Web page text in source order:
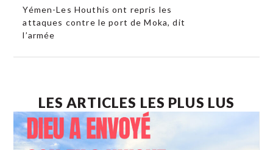
Yémen-Les Houthis ont repris les
attaques contre le port de Moka, dit
l’armée
LES ARTICLES LES PLUS LUS